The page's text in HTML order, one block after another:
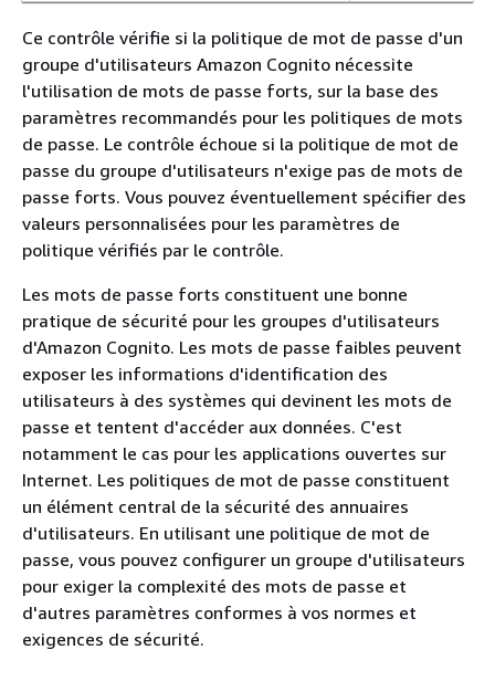
Ce contrôle vérifie si la politique de mot de passe d'un
groupe d'utilisateurs Amazon Cognito nécessite
l'utilisation de mots de passe forts, sur la base des
paramètres recommandés pour les politiques de mots
de passe. Le contrôle échoue si la politique de mot de
passe du groupe d'utilisateurs n'exige pas de mots de
passe forts. Vous pouvez éventuellement spécifier des
valeurs personnalisées pour les paramètres de
politique vérifiés par le contrôle.
Les mots de passe forts constituent une bonne
pratique de sécurité pour les groupes d'utilisateurs
d'Amazon Cognito. Les mots de passe faibles peuvent
exposer les informations d'identification des
utilisateurs à des systèmes qui devinent les mots de
passe et tentent d'accéder aux données. C'est
notamment le cas pour les applications ouvertes sur
Internet. Les politiques de mot de passe constituent
un élément central de la sécurité des annuaires
d'utilisateurs. En utilisant une politique de mot de
passe, vous pouvez configurer un groupe d'utilisateurs
pour exiger la complexité des mots de passe et
d'autres paramètres conformes à vos normes et
exigences de sécurité.